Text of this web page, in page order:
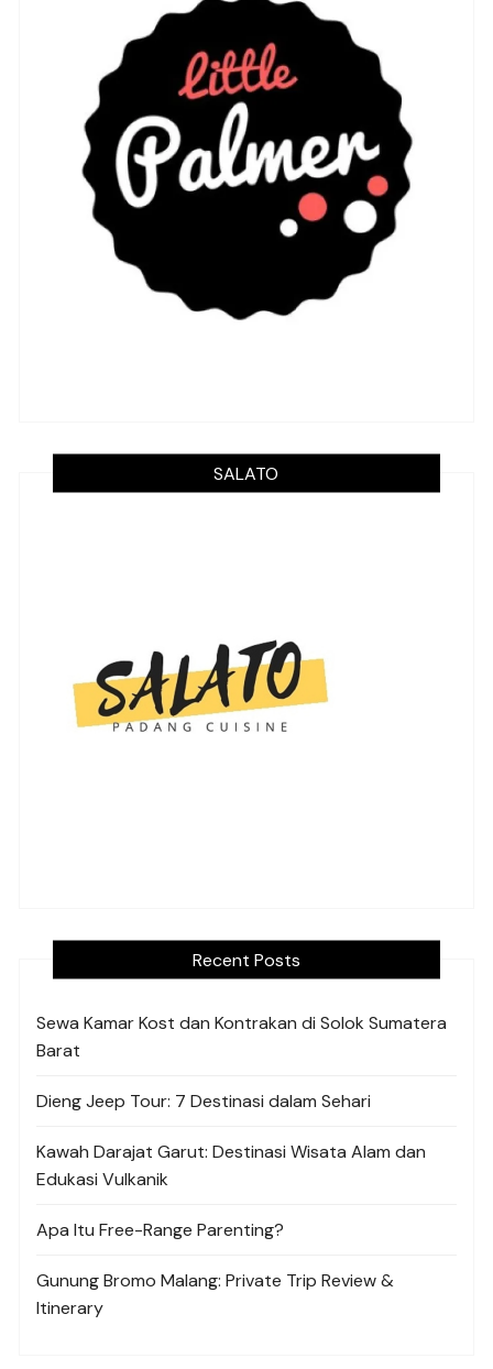
SALATO
Recent Posts
Sewa Kamar Kost dan Kontrakan di Solok Sumatera
Barat
Dieng Jeep Tour: 7 Destinasi dalam Sehari
Kawah Darajat Garut: Destinasi Wisata Alam dan
Edukasi Vulkanik
Apa Itu Free-Range Parenting?
Gunung Bromo Malang: Private Trip Review &
Itinerary